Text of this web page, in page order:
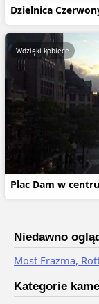
Dzielnica
Plac Dam w
Wdzięki kobiece
Niedawno
Most Erazma,
Kategorie